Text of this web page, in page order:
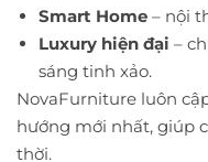
Smart Home – nội
Luxury hiện đại –
sáng tinh xảo.
NovaFurniture luôn
hướng mới nhất, giúp
thời.